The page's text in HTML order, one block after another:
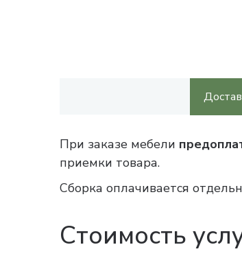
При заказе мебели
приемки товара.
Сборка оплачивается
Стоимость